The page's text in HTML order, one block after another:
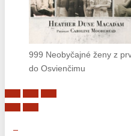
999 Neobyčajné ženy z
do Osvienčimu